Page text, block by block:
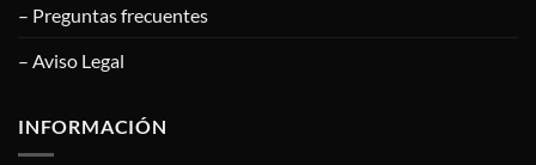
– Preguntas frecuentes
– Aviso Legal
INFORMACIÓN